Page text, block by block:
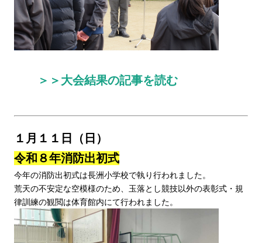
＞＞大会結果の記事を読む
１月１１日（日）
令和８年消防出初式
今年の消防出初式は長洲小学校で執り行われました。
荒天の不安定な空模様のため、玉落とし競技以外の表彰式・規
律訓練の観閲は体育館内にて行われました。